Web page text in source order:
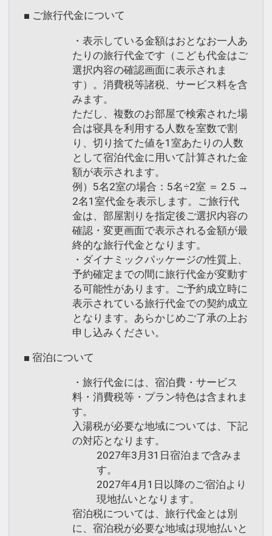
【館内案内】
最上階20階
・準天然光明石人工温泉「玄要の湯」 営
業時間15:00～26:00、6:00～10:00
・コインランドリー 洗濯機4台・乾燥機
4台※有料
・硬貨両替機1台
・飲料自動販売機1台
・電子レンジ1台
・製氷機1台
・レストラン「CAFE TORA」
・屋外喫煙スペース
設定期間：2023年6月1日～2027年6月
200000024683
何卒、ご理解のほどよろしくお願い申し
上げます。
【駐車場】
機械式立体駐車場全32台（別途、身障者
用1台完備）
【客室標準仕様】
・「Cloud Fit SP」（ベッド下に収納ス
ペースを設置）※デラックスルーム除く
・仕様の異なる2種類のオリジナル枕
「Air Relax（エアーリラックス）」
「Adjust Fit（アジャストフィット）」
・50型液晶テレビ（デラックスルームは
・テレビ画面上に館内案内をデジタル表
示した「アパデジタルインフォメーショ
・タブレット端末の写真や動画をテレビ
画面に映し出す「ミラーリング機能」
・温水洗浄便座
・ベッド枕元に4つのコンセント、USB
ポート（2.0）
・照明スイッチ類、空調リモコンを枕元
のヘッドボードに集約
・ナノイーX搭載空調
・加湿空気清浄機
・VODアパルームシアター無料（200タ
イトル以上）
【館内案内】
■ ご旅行代金について
・表示している金額はおとなお一人あ
たりの旅行代金です（こども代金はご
選択内容の確認画面に表示されま
す）。消費税等諸税、サービス料を含
みます。
ただし、複数のお部屋で検索された場
合は寝具を利用する人数を室数で割
り、切り捨てた値を1室あたりの人数
として宿泊代金に用いて計算された金
額が表示されます。
例）5名2室の場合：5名÷2室 ＝ 2.5 →
2名1室代金を表示します。ご旅行代
金は、部屋割りを指定後ご選択内容の
確認・変更画面で表示される金額が最
終的な旅行代金となります。
・ダイナミックパッケージの性質上、
予約確定までの間に旅行代金が変動す
る可能性があります。ご予約成立時に
表示されている旅行代金での契約成立
となります。あらかじめご了承の上お
申し込みください。
■ 宿泊について
・旅行代金には、宿泊費・サービス
料・消費税等・プラン特色は含まれま
す。
入湯税が必要な地域については、下記
の対応となります。
2027年3月31日宿泊まで含みま
す。
2027年4月1日以降のご宿泊より
現地払いとなります。
宿泊税については、旅行代金とは別
に、宿泊税が必要な地域は現地払いと